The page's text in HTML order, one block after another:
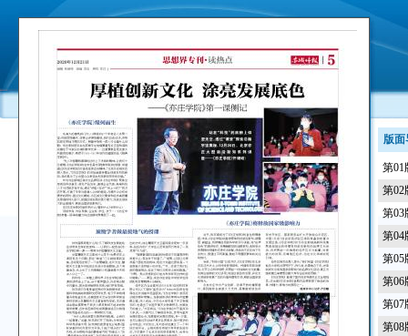
版面
第01
第02
第03
第04
第05
第06
第07
第08